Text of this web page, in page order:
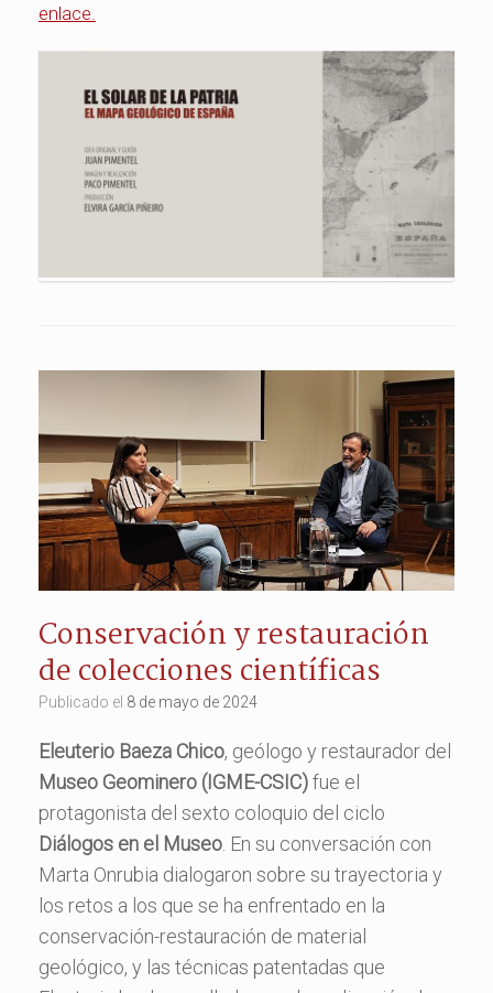
enlace.
Conservación y restauración
de colecciones científicas
Publicado el 8 de mayo de 2024
Eleuterio Baeza Chico, geólogo y restaurador del
Museo Geominero (IGME-CSIC)fue el
protagonista del sexto coloquio del ciclo
Diálogos en el Museo . En su conversación con
Marta Onrubia dialogaron sobre su trayectoria y
los retos a los que se ha enfrentado en la
conservación-restauración de material
geológico, y las técnicas patentadas que